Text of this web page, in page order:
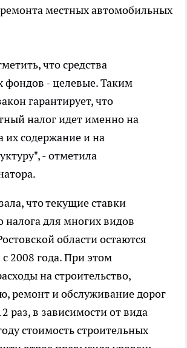
местных автомобильных
что средства
фондов - целевые. Таким
гарантирует, что
налог идет именно на
их содержание и на
- отметила
что текущие ставки
налога для многих видов
области остаются
2008 года. При этом
на строительство,
ремонт и обслуживание дорог
раз, в зависимости от вида
стоимость строительных